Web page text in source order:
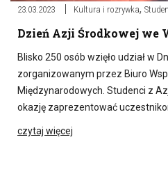
23.03.2023 Kultura i rozrywka,
Dzień Azji Środkowej we
Blisko 250 osób wzięło udział w
zorganizowanym przez Biuro
Międzynarodowych. Studenci z
okazję zaprezentować
czytaj więcej